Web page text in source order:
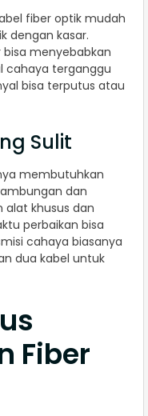
fiber optik mudah
dengan kasar.
bisa menyebabkan
cahaya terganggu
bisa terputus atau
Sulit
membutuhkan
dan
khusus dan
perbaikan bisa
cahaya biasanya
dua kabel untuk
Fiber